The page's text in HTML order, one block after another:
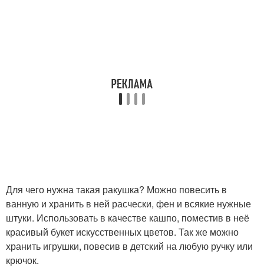
Для чего нужна такая ракушка? Можно повесить в
ванную и хранить в ней расчески, фен и всякие нужные
штуки. Использовать в качестве кашпо, поместив в неё
красивый букет искусственных цветов. Так же можно
хранить игрушки, повесив в детский на любую ручку или
крючок.